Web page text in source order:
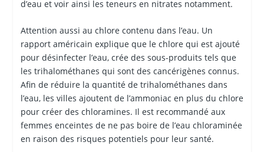
d’eau et voir ainsi les teneurs en nitrates notamment.
Attention aussi au chlore contenu dans l’eau. Un
rapport américain explique que le chlore qui est ajouté
pour désinfecter l’eau, crée des sous-produits tels que
les trihalométhanes qui sont des cancérigènes connus.
Afin de réduire la quantité de trihalométhanes dans
l’eau, les villes ajoutent de l’ammoniac en plus du chlore
pour créer des chloramines. Il est recommandé aux
femmes enceintes de ne pas boire de l’eau chloraminée
en raison des risques potentiels pour leur santé.